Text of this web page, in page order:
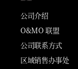
公司介绍
O&MO 联盟
公司联系方式
区域销售办事处